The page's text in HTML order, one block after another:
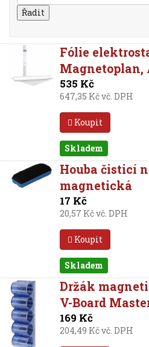
Fólie
Magnetoplan,
535 Kč
647,35 Kč vč. DPH
Koupit
Skladem
Houba čisticí
magnetická
17 Kč
20,57 Kč vč. DPH
Koupit
Skladem
Držák
V-Board
169 Kč
204,49 Kč vč. DPH